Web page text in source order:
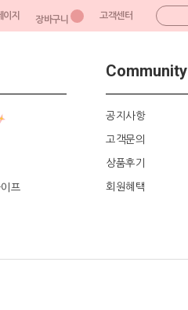
이지 장바구니 고객센터
프
Community
공지사항
고객문의
상품후기
회원혜택